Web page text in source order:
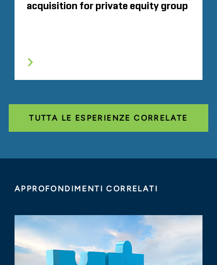
acquisition for private equity group
TUTTA LE ESPERIENZE CORRELATE
APPROFONDIMENTI CORRELATI